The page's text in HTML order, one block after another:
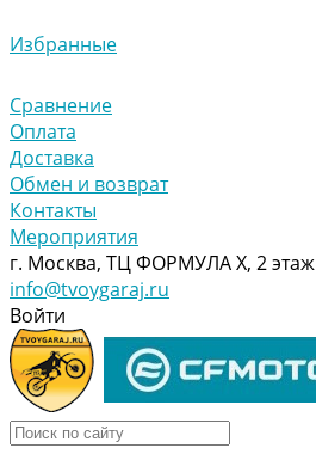
Избранные
Сравнение
Оплата
Доставка
Обмен и возврат
Контакты
Мероприятия
г. Москва, ТЦ ФОРМУЛА Х, 2 этаж
info@tvoygaraj.ru
Войти